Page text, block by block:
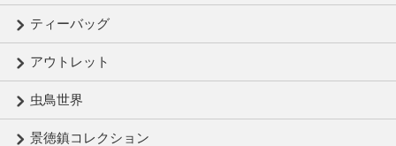
ティーバッグ
アウトレット
虫鳥世界
景徳鎮コレクション